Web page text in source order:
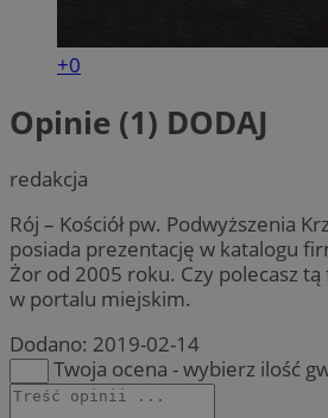
+0
Opinie (1) DODAJ
redakcja
Rój – Kościół pw. Podwyższenia
posiada prezentację w katalogu
Żor od 2005 roku. Czy polecasz
w portalu miejskim.
Dodano: 2019-02-14
Twoja ocena - wybierz ilość